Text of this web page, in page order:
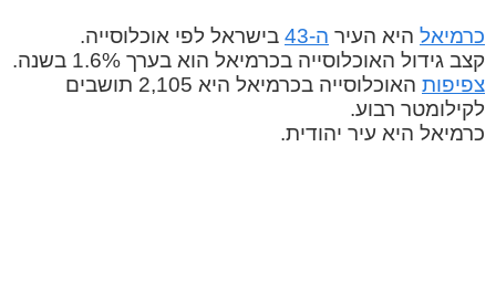
כרמיאל היא העיר ה-43
בישראל לפי אוכלוסייה.
קצב גידול האוכלוסייה בכרמיאל הוא בערך 1.6% בשנה.
צפיפות
האוכלוסייה בכרמיאל היא 2,105 תושבים
לקילומטר רבוע.
כרמיאל היא עיר יהודית.